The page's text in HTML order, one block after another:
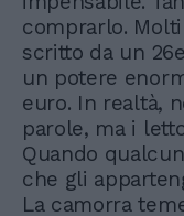
comprarlo.
scritto da un
un potere
euro. In realtà,
parole, ma i
Quando
che gli
La camorra